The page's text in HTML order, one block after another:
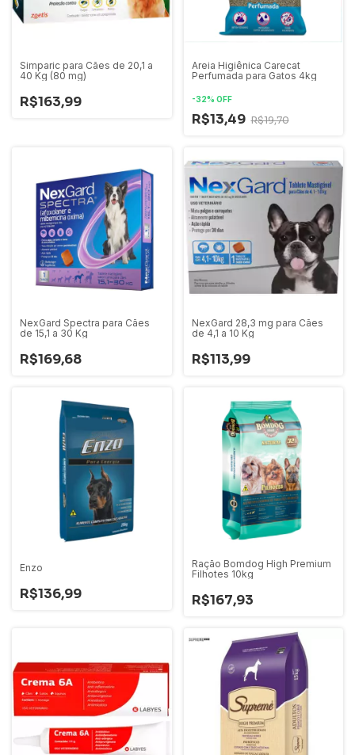
Simparic para Cães de 20,1 a
40 Kg (80 mg)
R$163,99
Areia Higiênica Carecat
Perfumada para Gatos 4kg
-32% OFF
R$13,49 R$19,70
NexGard Spectra para Cães
de 15,1 a 30 Kg
R$169,68
NexGard 28,3 mg para Cães
de 4,1 a 10 Kg
R$113,99
Enzo
R$136,99
Ração Bomdog High Premium
Filhotes 10kg
R$167,93